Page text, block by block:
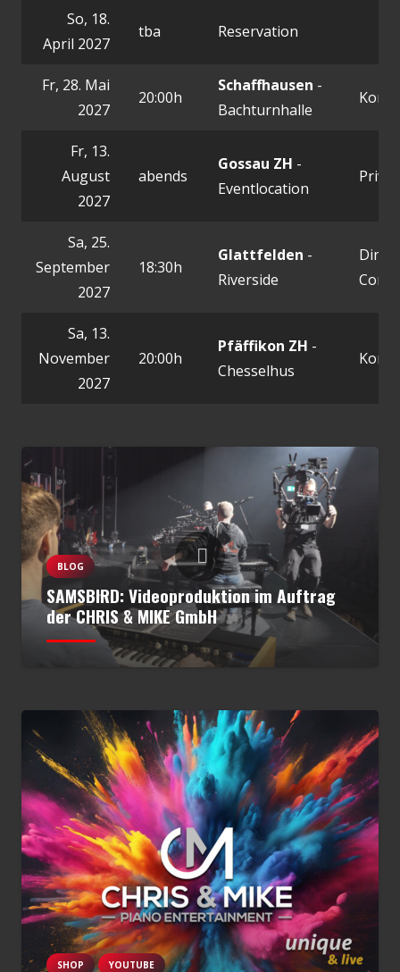
So, 18.
April 2027
tba Reservation
Fr, 28. Mai
2027
20:00h
Schaffhausen -
Bachturnhalle
Fr, 13.
August
2027
abends
Gossau ZH -
Eventlocation
Sa, 25.
September
2027
18:30h
Glattfelden -
Riverside
Sa, 13.
November
2027
20:00h
Pfäffikon ZH -
Chesselhus
BLOG
SAMSBIRD: Videoproduktion im Auftrag
der CHRIS & MIKE GmbH
SHOP YOUTUBE